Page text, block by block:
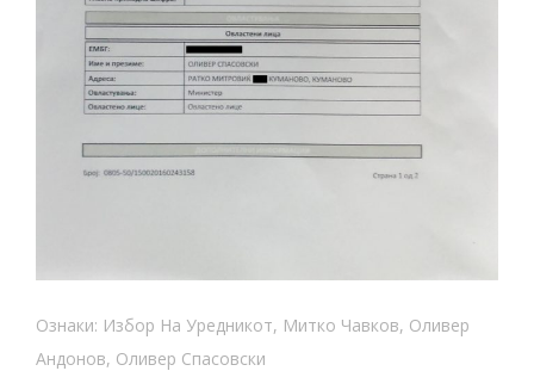
Ознаки: Избор На Уредникот, Митко Чавков, Оливер
Андонов, Оливер Спасовски